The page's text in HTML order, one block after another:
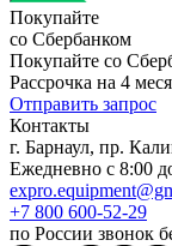
Покупайте
со Сбербанком
Покупайте со
Рассрочка на 4
Отправить запрос
Контакты
г. Барнаул, пр.
Ежедневно с 8:00
+7 800 600-52-29
по России звонок